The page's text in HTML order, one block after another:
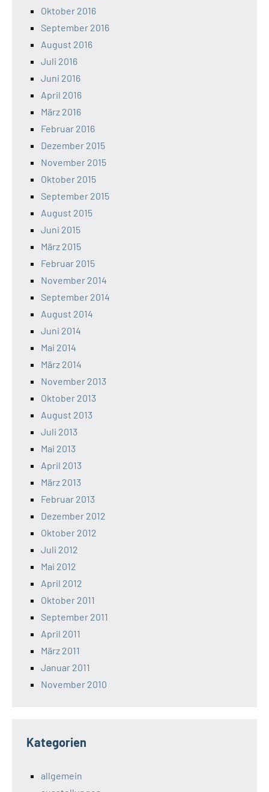
Oktober 2016
September 2016
August 2016
Juli 2016
Juni 2016
April 2016
März 2016
Februar 2016
Dezember 2015
November 2015
Oktober 2015
September 2015
August 2015
Juni 2015
März 2015
Februar 2015
November 2014
September 2014
August 2014
Juni 2014
Mai 2014
März 2014
November 2013
Oktober 2013
August 2013
Juli 2013
Mai 2013
April 2013
März 2013
Februar 2013
Dezember 2012
Oktober 2012
Juli 2012
Mai 2012
April 2012
Oktober 2011
September 2011
April 2011
März 2011
Januar 2011
November 2010
Kategorien
allgemein